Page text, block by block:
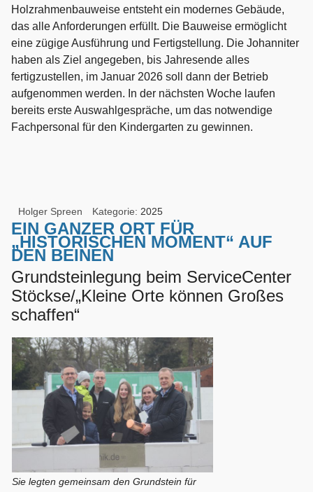
Holzrahmenbauweise entsteht ein modernes Gebäude,
das alle Anforderungen erfüllt. Die Bauweise ermöglicht
eine zügige Ausführung und Fertigstellung. Die Johanniter
haben als Ziel angegeben, bis Jahresende alles
fertigzustellen, im Januar 2026 soll dann der Betrieb
aufgenommen werden. In der nächsten Woche laufen
bereits erste Auswahlgespräche, um das notwendige
Fachpersonal für den Kindergarten zu gewinnen.
Holger Spreen Kategorie:2025
EIN GANZER ORT FÜR
„HISTORISCHEN MOMENT“ AUF
DEN BEINEN
Grundsteinlegung beim ServiceCenter
Stöckse/„Kleine Orte können Großes
schaffen“
Sie legten gemeinsam den Grundstein für